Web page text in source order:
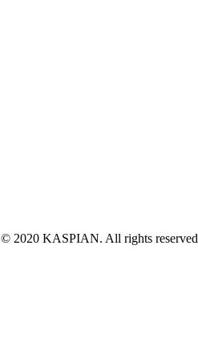
© 2020 KASPIAN. All rights reserved